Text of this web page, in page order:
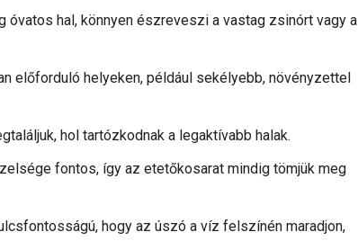
hal, könnyen észreveszi a vastag zsinórt vagy a
előforduló helyeken, például sekélyebb, növényzettel
hol tartózkodnak a legaktívabb halak.
fontos, így az etetőkosarat mindig tömjük meg
hogy az úszó a víz felszínén maradjon,